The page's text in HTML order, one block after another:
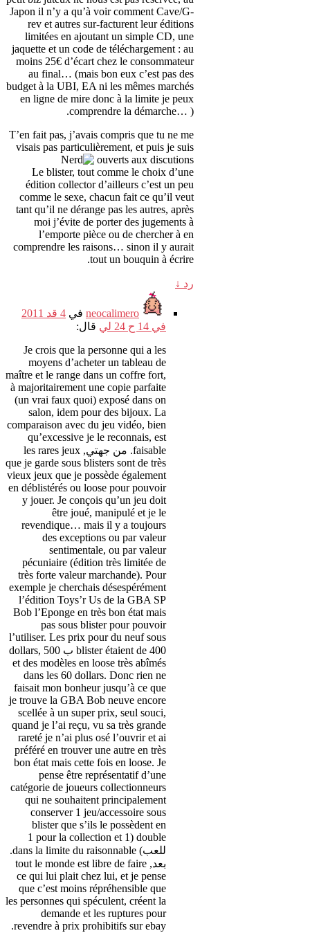
Japon il n’y a qu’à voir comment Cave/G-
rev et autres sur-facturent leur éditions
limitées en ajoutant un simple CD, une
jaquette et un code de téléchargement : au
moins 25€ d’écart chez le consommateur
au final… (mais bon eux c’est pas des
budget à la UBI, EA ni les mêmes marchés
en ligne de mire donc à la limite je peux
comprendre la démarche… ).
T’en fait pas, j’avais compris que tu ne me
visais pas particulièrement, et puis je suis
ouverts aux discutions
Le blister, tout comme le choix d’une
édition collector d’ailleurs c’est un peu
comme le sexe, chacun fait ce qu’il veut
tant qu’il ne dérange pas les autres, après
moi j’évite de porter des jugements à
l’emporte pièce ou de chercher à en
comprendre les raisons… sinon il y aurait
tout un bouquin à écrire
.
رد ↓
neocalimero في
4 قد 2011
في 14 ح 24 لي
قال:
Je crois que la personne qui a les
moyens d’acheter un tableau de
maître et le range dans un coffre fort,
à majoritairement une copie parfaite
(un vrai faux quoi) exposé dans on
salon, idem pour des bijoux. La
comparaison avec du jeu vidéo, bien
qu’excessive je le reconnais, est
faisable. من جهتي, les rares jeux
que je garde sous blisters sont de très
vieux jeux que je possède également
en déblistérés ou loose pour pouvoir
y jouer. Je conçois qu’un jeu doit
être joué, manipulé et je le
revendique… mais il y a toujours
des exceptions ou par valeur
sentimentale, ou par valeur
pécuniaire (édition très limitée de
très forte valeur marchande). Pour
exemple je cherchais désespérément
l’édition Toys’r Us de la GBA SP
Bob l’Eponge en très bon état mais
pas sous blister pour pouvoir
l’utiliser. Les prix pour du neuf sous
blister étaient de 400 ب 500 dollars,
et des modèles en loose très abîmés
dans les 60 dollars. Donc rien ne
faisait mon bonheur jusqu’à ce que
je trouve la GBA Bob neuve encore
scellée à un super prix, seul souci,
quand je l’ai reçu, vu sa très grande
rareté je n’ai plus osé l’ouvrir et ai
préféré en trouver une autre en très
bon état mais cette fois en loose. Je
pense être représentatif d’une
catégorie de joueurs collectionneurs
qui ne souhaitent principalement
conserver1 jeu/accessoire sous
blister que s’ils le possèdent en
double
(1
pour la collection et 1
للعب) dans la limite du raisonnable
.
بعد, tout le monde est libre de faire
ce qui lui plait chez lui, et je pense
que c’est moins répréhensible que
les personnes qui spéculent, créent la
demande et les ruptures pour
revendre à prix prohibitifs sur ebay
.